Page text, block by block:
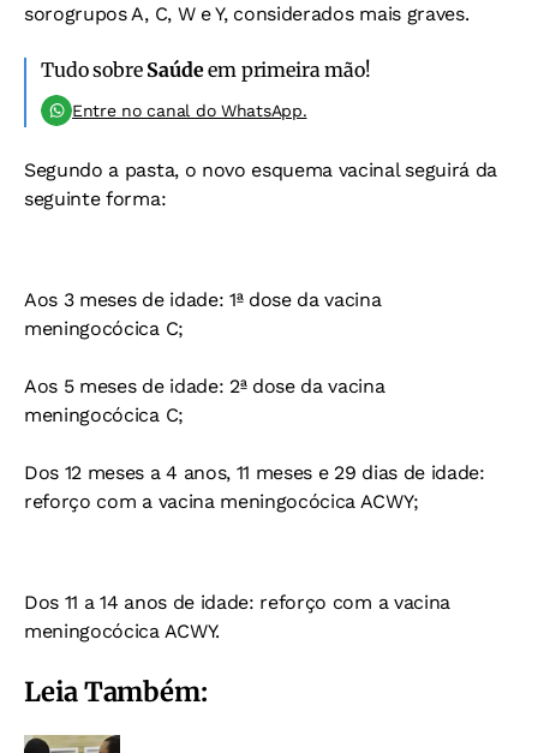
sorogrupos A, C, W e Y, considerados mais graves.
Tudo sobre Saúdeem primeira mão!
Entre no canal do WhatsApp.
Segundo a pasta, o novo esquema vacinal seguirá da
seguinte forma:
Aos 3 meses de idade: 1ª dose da vacina
meningocócica C;
Aos 5 meses de idade: 2ª dose da vacina
meningocócica C;
Dos 12 meses a 4 anos, 11 meses e 29 dias de idade:
reforço com a vacina meningocócica ACWY;
Dos 11 a 14 anos de idade: reforço com a vacina
meningocócica ACWY.
Leia Também: